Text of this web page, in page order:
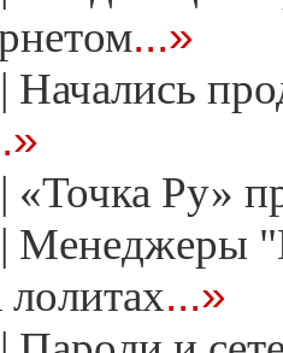
...»
| Начались
| «Точка Ру»
| Менеджеры
...»